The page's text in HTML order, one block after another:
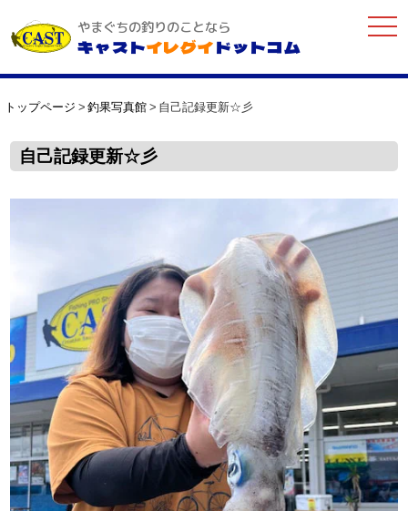
やまぐちの釣りのことなら
キャストイレグイドットコム
トップページ 釣果写真館 自己記録更新☆彡
自己記録更新☆彡